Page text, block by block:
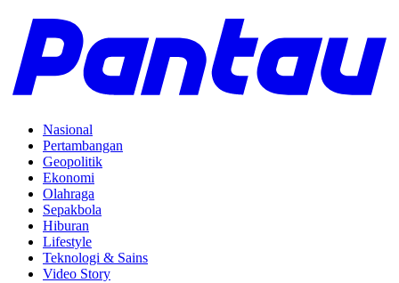
Nasional
Pertambangan
Geopolitik
Ekonomi
Olahraga
Sepakbola
Hiburan
Lifestyle
Teknologi & Sains
Video Story